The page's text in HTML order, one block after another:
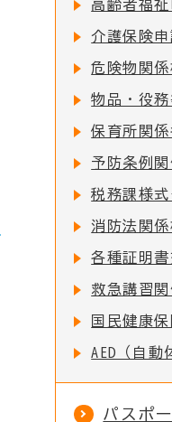
危険物関係
予防条例
税務課様
消防法関係
各種証明
救急講習関
パスポ